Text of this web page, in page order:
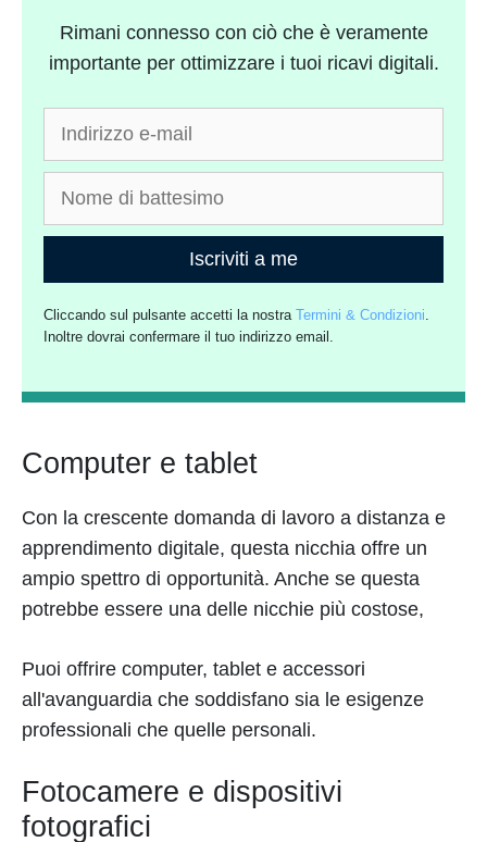
Rimani connesso con ciò che è veramente
importante per ottimizzare i tuoi ricavi digitali.
Iscriviti a me
Cliccando sul pulsante accetti la nostraTermini & Condizioni.
Inoltre dovrai confermare il tuo indirizzo email.
Computer e tablet
Con la crescente domanda di lavoro a distanza e
apprendimento digitale, questa nicchia offre un
ampio spettro di opportunità. Anche se questa
potrebbe essere una delle nicchie più costose,
Puoi offrire computer, tablet e accessori
all'avanguardia che soddisfano sia le esigenze
professionali che quelle personali.
Fotocamere e dispositivi
fotografici